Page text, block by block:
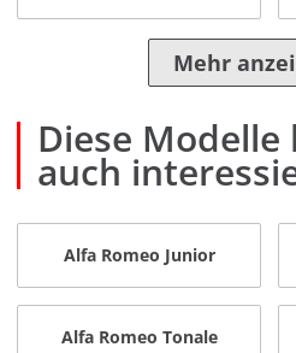
Mehr
Diese Modelle
auch
Alfa Romeo Junior
Alfa Romeo Tonale